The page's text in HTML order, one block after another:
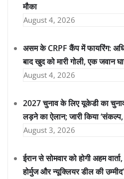
मौका
August 4, 2026
असम के CRPF कैंप में फायरिंग:
बाद खुद को मारी गोली, एक जवान
August 4, 2026
2027 चुनाव के लिए यूकेडी का
लड़ने का ऐलान; जारी किया
August 3, 2026
ईरान से सोमवार को होगी अहम
होर्मुज और न्यूक्लियर डील की उम्मीद’